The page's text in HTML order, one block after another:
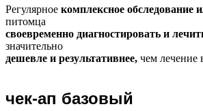
Регулярное комплексное обследование
питомца
своевременно диагностировать и
значительно
дешевле и результативнее, чем лечение
чек-ап базовый